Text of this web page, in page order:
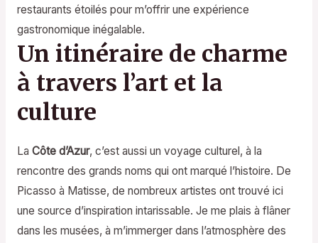
restaurants étoilés pour m’offrir une expérience
gastronomique inégalable.
Un itinéraire de charme
à travers l’art et la
culture
La Côte d’Azur, c’est aussi un voyage culturel, à la
rencontre des grands noms qui ont marqué l’histoire. De
Picasso à Matisse, de nombreux artistes ont trouvé ici
une source d’inspiration intarissable. Je me plais à flâner
dans les musées, à m’immerger dans l’atmosphère des